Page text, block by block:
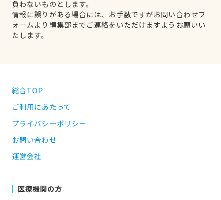
負わないものとします。
情報に誤りがある場合には、お手数ですがお問い合わせフ
ォームより編集部までご連絡をいただけますようお願いい
たします。
総合TOP
ご利用にあたって
プライバシーポリシー
お問い合わせ
運営会社
医療機関の方